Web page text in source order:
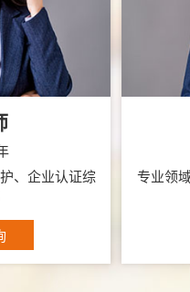
、企业认证综
专业领